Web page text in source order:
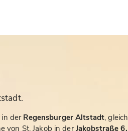
in der Regensburger Altstadt, gleich
von St. Jakob in derJakobstraße 6.